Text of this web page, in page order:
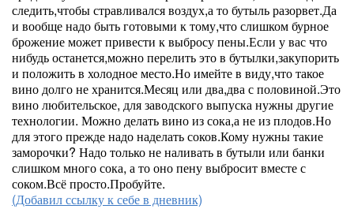
следить,чтобы стравливался воздух,а то бутыль разорвет.Да
и вообще надо быть готовыми к тому,что слишком бурное
брожение может привести к выбросу пены.Если у вас что
нибудь останется,можно перелить это в бутылки,закупорить
и положить в холодное место.Но имейте в виду,что такое
вино долго не хранится.Месяц или два,два с половиной.Это
вино любительское, для заводского выпуска нужны другие
технологии. Можно делать вино из сока,а не из плодов.Но
для этого прежде надо наделать соков.Кому нужны такие
заморочки? Надо только не наливать в бутыли или банки
слишком много сока, а то оно пену выбросит вместе с
соком.Всё просто.Пробуйте.
(Добавил ссылку к себе в дневник)